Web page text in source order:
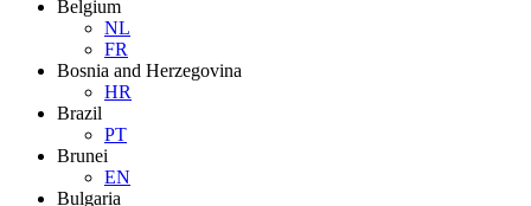
Belgium
NL
FR
Bosnia and Herzegovina
HR
Brazil
PT
Brunei
EN
Bulgaria